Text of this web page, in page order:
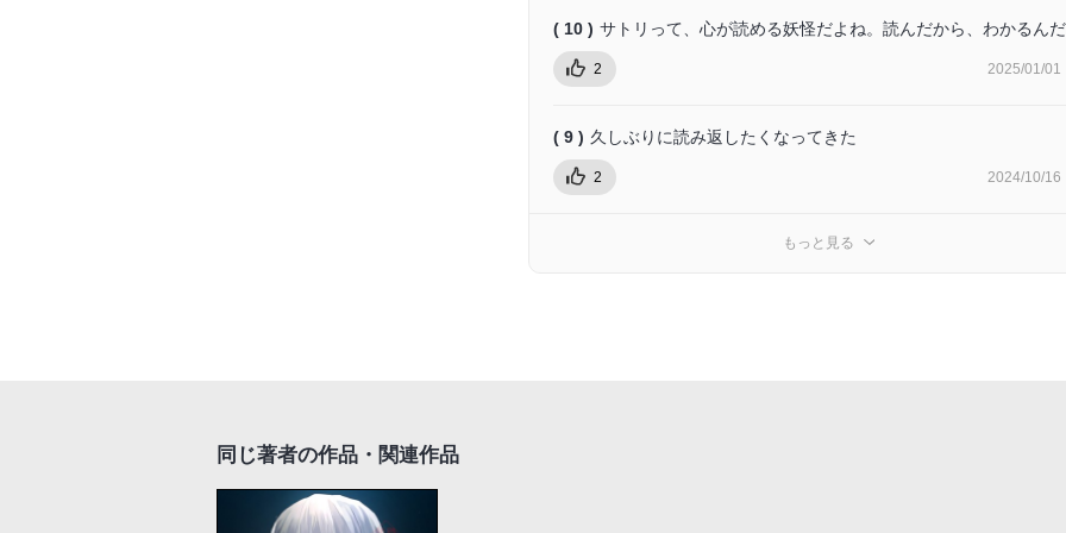
( 10 ) サトリって、心が読める妖怪だよね。読んだから、わかるんだ
2 2025/01/01
( 9 ) 久しぶりに読み返したくなってきた
2 2024/10/16
もっと見る
同じ著者の作品・関連作品